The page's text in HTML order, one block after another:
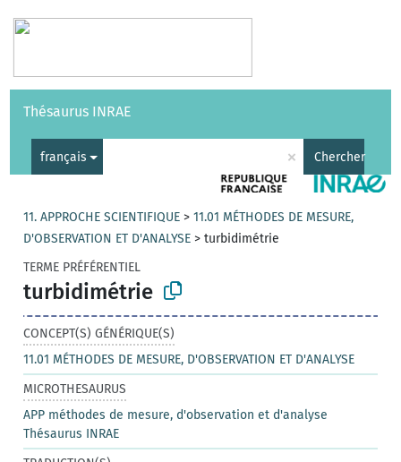
Vocabulaires API
Thésaurus INRAE
français × Chercher
11. APPROCHE SCIENTIFIQUE >11.01 MÉTHODES DE MESURE,
D'OBSERVATION ET D'ANALYSE >turbidimétrie
TERME PRÉFÉRENTIEL
turbidimétrie
CONCEPT(S) GÉNÉRIQUE(S)
11.01 MÉTHODES DE MESURE, D'OBSERVATION ET D'ANALYSE
MICROTHESAURUS
APP méthodes de mesure, d'observation et d'analyse
Thésaurus INRAE